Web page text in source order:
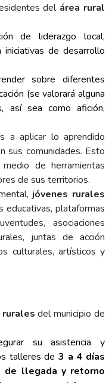
del área rural
de liderazgo local,
de desarrollo
sobre diferentes
(se valorará alguna
así sea como afición,
a aplicar lo aprendido
sus comunidades. Esto
de herramientas
de sus territorios.
jóvenes rurales
educativas, plataformas
asociaciones
juntas de acción
culturales, artísticos y
rurales del municipio de
su asistencia y
talleres de3 a 4 días
de llegada y retorno